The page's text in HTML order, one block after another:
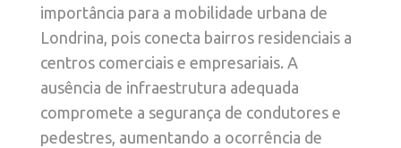
importância para a mobilidade urbana de
Londrina, pois conecta bairros residenciais a
centros comerciais e empresariais. A
ausência de infraestrutura adequada
compromete a segurança de condutores e
pedestres, aumentando a ocorrência de